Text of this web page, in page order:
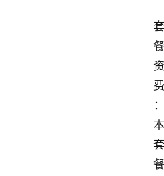
套
餐
资
费
：
本
套
餐